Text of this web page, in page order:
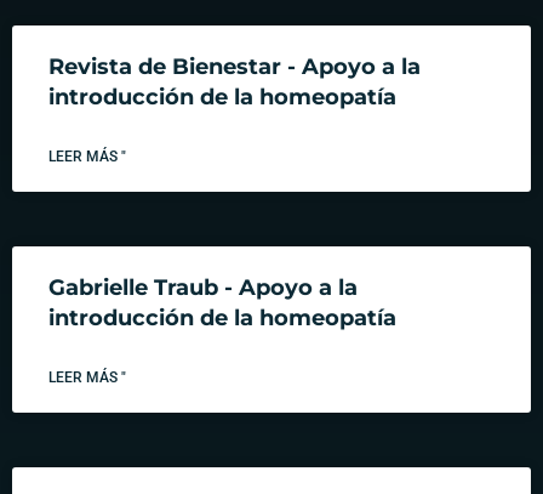
Revista de Bienestar - Apoyo a la
introducción de la homeopatía
LEER MÁS "
Gabrielle Traub - Apoyo a la
introducción de la homeopatía
LEER MÁS "